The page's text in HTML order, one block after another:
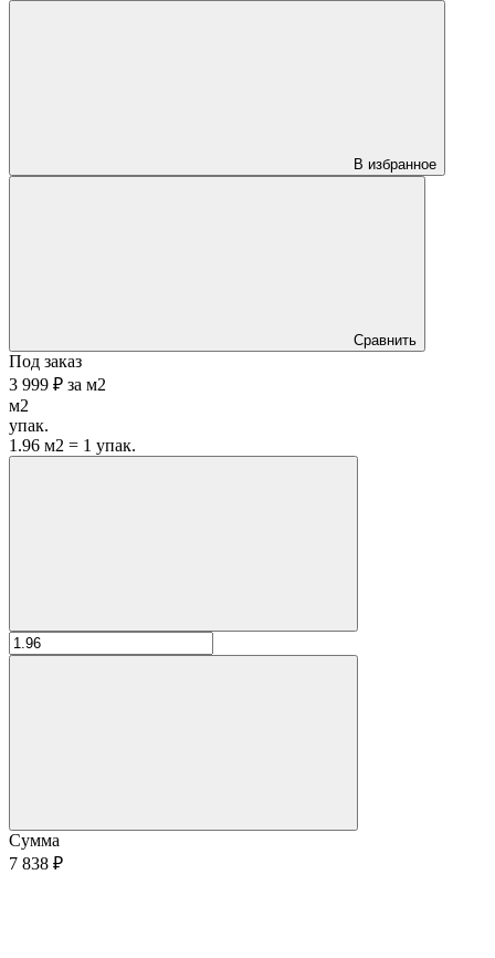
В избранное
Сравнить
Под заказ
3 999 ₽ за м2
м2
упак.
1.96 м2 = 1 упак.
Сумма
7 838 ₽